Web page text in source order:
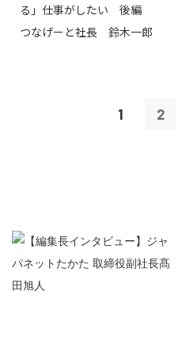
る」仕事がしたい 後編
つなげーと社長 鈴木一郎
1 2